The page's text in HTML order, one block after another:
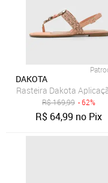
DAKOTA
Rasteira Dakota
R$169,99 - 62%
R$ 64,99 no Pix